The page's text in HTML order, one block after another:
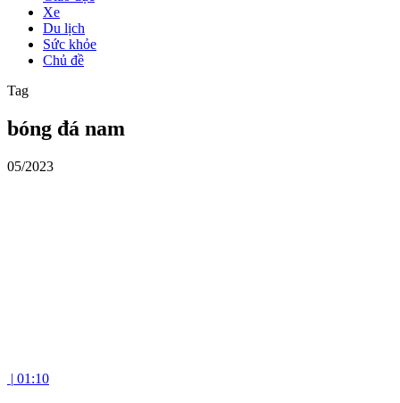
Xe
Du lịch
Sức khỏe
Chủ đề
Tag
bóng đá nam
05/2023
| 01:10